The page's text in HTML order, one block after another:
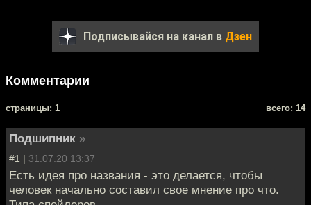
Подписывайся на канал в Дзен
Комментарии
cтраницы: 1 всего: 14
Подшипник »
#1 | 31.07.20 13:37
Есть идея про названия - это делается, чтобы
человек начально составил свое мнение про что.